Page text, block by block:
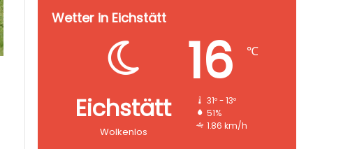
Wetter in Eichstätt
Eichstätt
Wolkenlos
16 ℃
31º - 13º
51%
1.86 km/h